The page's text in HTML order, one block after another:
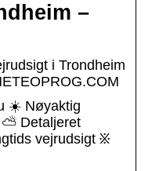
–
i Trondheim
☀️ Nøyaktig
Detaljeret
vejrudsigt ፠